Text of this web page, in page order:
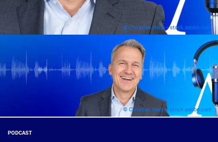
© Christian Horz – stock.adobe.com
© Christian Horz – stock.adobe.com
PODCAST